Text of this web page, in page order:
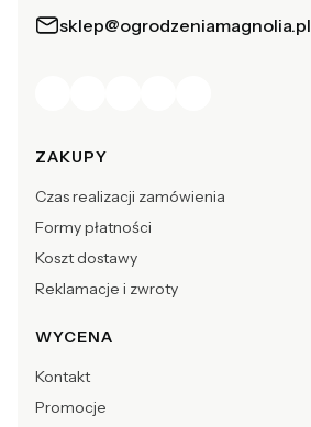
sklep@ogrodzeniamagnolia.pl
Linki w stopce
ZAKUPY
Czas realizacji zamówienia
Formy płatności
Koszt dostawy
Reklamacje i zwroty
WYCENA
Kontakt
Promocje